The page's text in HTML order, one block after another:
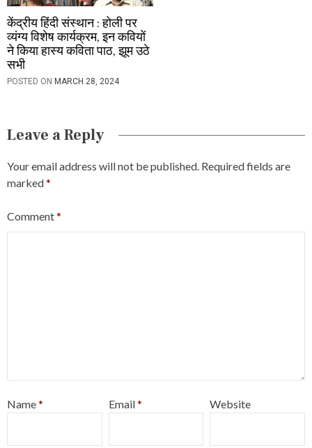
केंद्रीय हिंदी संस्थान : होली पर
व्यंग्य विशेष कार्यक्रम, इन कवियों
ने किया हास्य कविता पाठ, झूम उठे
सभी
POSTED ON MARCH 28, 2024
Leave a Reply
Your email address will not be published. Required fields are
marked*
Comment*
Name* Email* Website